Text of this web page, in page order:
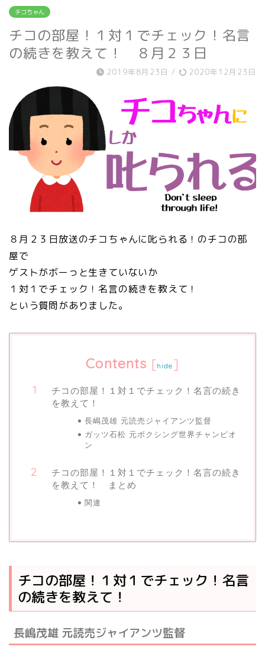
チコちゃん
チコの部屋！１対１でチェック！名言
の続きを教えて！ ８月２３日
2019年8月23日 / 2020年12月23日
８月２３日放送のチコちゃんに叱られる！のチコの部
屋で
ゲストがボーっと生きていないか
１対１でチェック！名言の続きを教えて！
という質問がありました。
Contents [hide ]
チコの部屋！１対１でチェック！名言の続き
を教えて！
長嶋茂雄 元読売ジャイアンツ監督
ガッツ石松 元ボクシング世界チャンピオ
ン
チコの部屋！１対１でチェック！名言の続き
を教えて！ まとめ
関連
チコの部屋！１対１でチェック！名言
の続きを教えて！
長嶋茂雄 元読売ジャイアンツ監督